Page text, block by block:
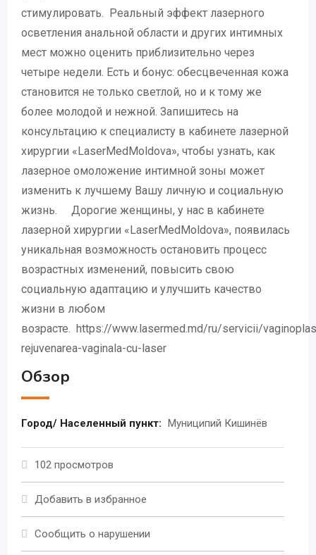
стимулировать. Реальный эффект лазерного
осветления анальной области и других интимных
мест можно оценить приблизительно через
четыре недели. Есть и бонус: обесцвеченная кожа
становится не только светлой, но и к тому же
более молодой и нежной. Запишитесь на
консультацию к специалисту в кабинете лазерной
хирургии «LaserMedMoldova», чтобы узнать, как
лазерное омоложение интимной зоны может
изменить к лучшему Вашу личную и социальную
жизнь. Дорогие женщины, у нас в кабинете
лазерной хирургии «LaserMedMoldova», появилась
уникальная возможность остановить процесс
возрастных изменений, повысить свою
социальную адаптацию и улучшить качество
жизни в любом
возрасте. https://www.lasermed.md/ru/servicii/
rejuvenarea-vaginala-cu-laser
Обзор
Город/ Населенный пункт: Муниципий Кишинёв
102 просмотров
Добавить в избранное
Сообщить о нарушении